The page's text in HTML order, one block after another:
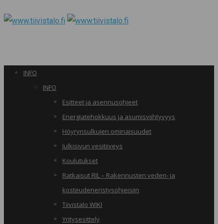
INFO
INFO
Esitteet ja asennusohjeet
Energiatehokkuus ja asumisviihtyvyys
Höyrynsulkujen ominaisuudet
Julkisivun vesitiiveys
Koulutukset
Ratkaisut RIL – Rakennusten veden- ja
kosteudeneristysohjeisiin
Tiivistalo WIKI
Yritysesittely